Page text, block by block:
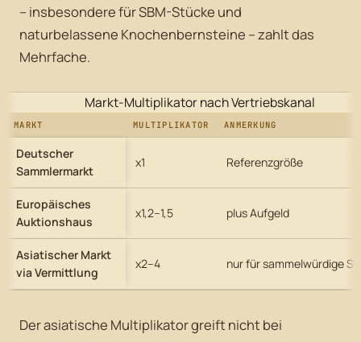
– insbesondere für SBM-Stücke und
naturbelassene Knochenbernsteine – zahlt das
Mehrfache.
Markt-Multiplikator nach Vertriebskanal
MARKT MULTIPLIKATOR ANMERKUNG
Deutscher
Sammlermarkt
x1 Referenzgröße
Europäisches
Auktionshaus
x1,2–1,5 plus Aufgeld
Asiatischer Markt
via Vermittlung
x2–4 nur für sammelwürdige
Der asiatische Multiplikator greift nicht bei